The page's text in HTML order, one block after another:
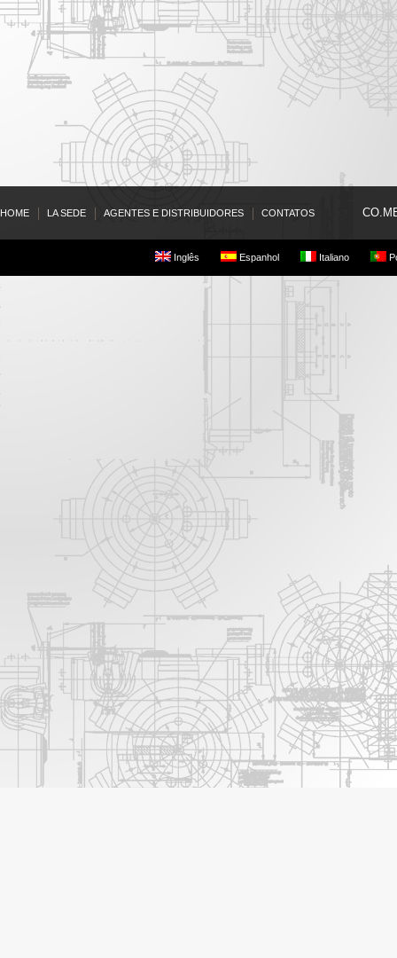
HOME LA SEDE AGENTES E DISTRIBUIDORES CONTATOS
Inglês Espanhol Italiano